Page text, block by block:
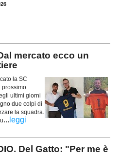
mercato ecco un
la SC
prossimo
ultimi giorni
due colpi di
la squadra.
... leggi
Del Gatto: "Per me è